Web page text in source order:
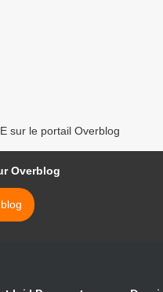
sur le portail Overblog
Overblog